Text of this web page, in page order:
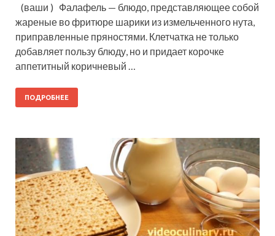
(ваши ) Фалафель — блюдо, представляющее собой
жареные во фритюре шарики из измельченного нута,
приправленные пряностями. Клетчатка не только
добавляет пользу блюду, но и придает корочке
аппетитный коричневый …
ПОДРОБНЕЕ